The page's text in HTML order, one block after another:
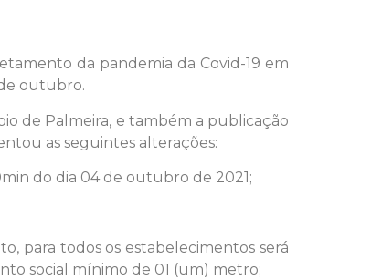
da pandemia da Covid-19 em
outubro.
de Palmeira, e também a publicação
as seguintes alterações:
do dia 04 de outubro de 2021;
para todos os estabelecimentos será
social mínimo de 01 (um) metro;